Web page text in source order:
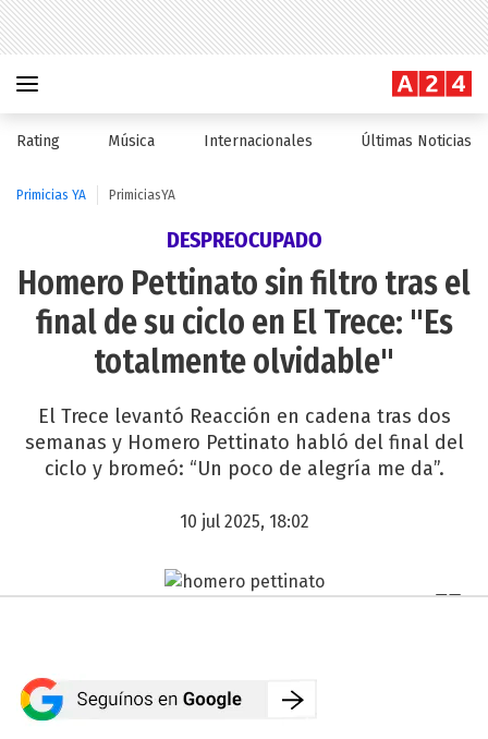
Rating Música Internacionales Últimas Noticias
Primicias YA PrimiciasYA
DESPREOCUPADO
Homero Pettinato sin filtro tras el
final de su ciclo en El Trece: "Es
totalmente olvidable"
El Trece levantó Reacción en cadena tras dos
semanas y Homero Pettinato habló del final del
ciclo y bromeó: “Un poco de alegría me da”.
10 jul 2025, 18:02